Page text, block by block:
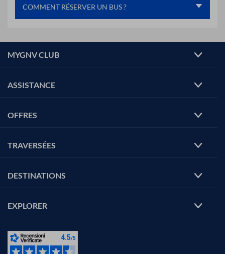
COMMENT RÉSERVER UN BUS ?
MYGNV CLUB
ASSISTANCE
OFFRES
TRAVERSÉES
DESTINATIONS
EXPLORER